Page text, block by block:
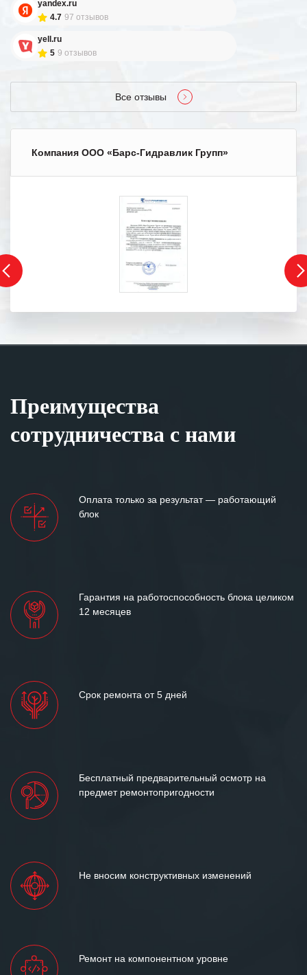
yandex.ru
4.7 97 отзывов
yell.ru
5 9 отзывов
Все отзывы
Компания ООО «Барс-Гидравлик Групп»
Преимущества
сотрудничества с нами
Оплата только за результат — работающий
блок
Гарантия на работоспособность блока целиком
12 месяцев
Срок ремонта от 5 дней
Бесплатный предварительный осмотр на
предмет ремонтопригодности
Не вносим конструктивных изменений
Ремонт на компонентном уровне